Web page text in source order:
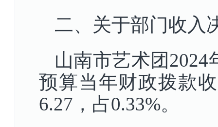
二、关于部门收入
山南市艺术团2024
预算当年财政拨款
6.27，占0.33%。